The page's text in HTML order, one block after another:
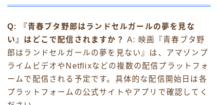
Q: 『青春ブタ野郎はランドセルガールの夢を見な
い』はどこで配信されますか？ A: 映画『青春ブタ野
郎はランドセルガールの夢を見ない』は、アマゾンプ
ライムビデオやNetflixなどの複数の配信プラットフォ
ームで配信される予定です。具体的な配信開始日は各
プラットフォームの公式サイトやアプリで確認してく